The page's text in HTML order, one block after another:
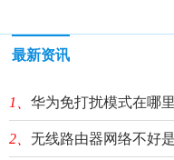
最新资讯
1、 华为免打扰模式在哪
2、 无线路由器网络不好是什么